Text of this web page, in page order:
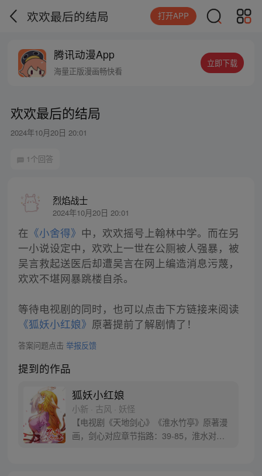
欢欢最后的结局 打开APP
腾讯动漫App
海量正版漫画畅快看
立即下载
欢欢最后的结局
2024年10月20日 20:01
1个回答
烈焰战士
2024年10月20日 20:01
在 《小舍得》 中，欢欢摇号上翰林中学。而在另
一小说设定中，欢欢上一世在公厕被人强暴，被
吴言救起送医后却遭吴言在网上编造消息污蔑，
欢欢不堪网暴跳楼自杀。
等待电视剧的同时，也可以点击下方链接来阅读
《狐妖小红娘》 原著提前了解剧情了！
答案问题点击 举报反馈
提到的作品
狐妖小红娘
小新 · 古风 · 妖怪
【电视剧《天地剑心》《淮水竹亭》原著漫
画，剑心对应章节指路：39-85，淮水对应